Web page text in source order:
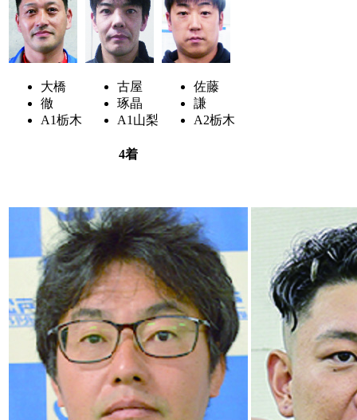
大橋
徹
A1栃木
古屋
琢晶
A1 山梨
佐藤
謙
A2栃木
4着